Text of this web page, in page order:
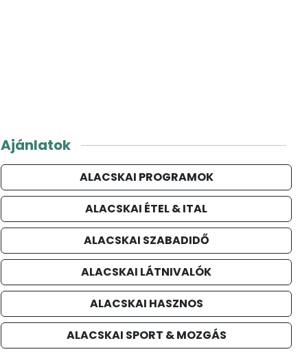
Ajánlatok
ALACSKAI PROGRAMOK
ALACSKAI ÉTEL & ITAL
ALACSKAI SZABADIDŐ
ALACSKAI LÁTNIVALÓK
ALACSKAI HASZNOS
ALACSKAI SPORT & MOZGÁS